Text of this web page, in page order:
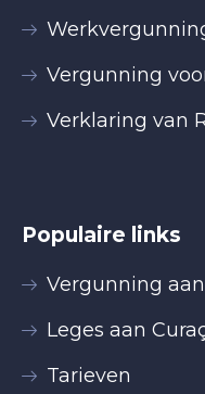
Vergunning
Verklaring van
Populaire links
Vergunning
Leges aan
Tarieven